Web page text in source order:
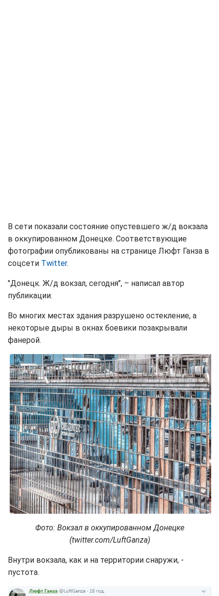
В сети показали состояние опустевшего ж/д вокзала
в оккупированном Донецке. Соответствующие
фотографии опубликованы на странице Люфт Ганза в
соцсети Twitter.
"Донецк. Ж/д вокзал, сегодня", – написал автор
публикации.
Во многих местах здания разрушено остекление, а
некоторые дыры в окнах боевики позакрывали
фанерой.
Фото: Вокзал в оккупированном Донецке
(twitter.com/LuftGanza)
Внутри вокзала, как и на территории снаружи, -
пустота.